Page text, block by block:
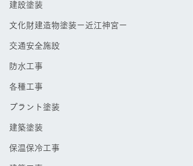
建設塗装
文化財建造物塗装ー近江神宮ー
交通安全施設
防水工事
各種工事
プラント塗装
建築塗装
保温保冷工事